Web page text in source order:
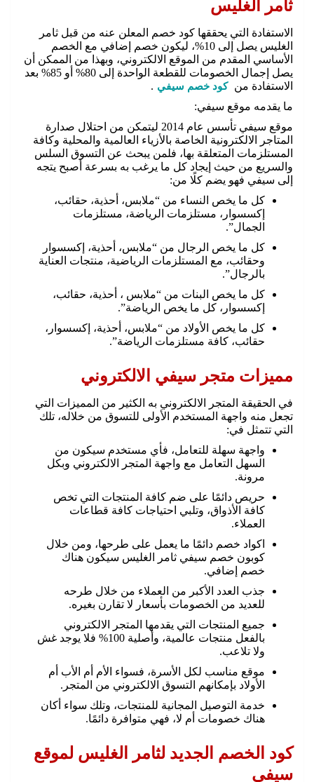
ثامر الغليس
الاستفادة التي يحققها كود خصم المعلن عنه من قبل ثامر
الغليس يصل إلى 10%، ليكون خصم إضافي مع الخصم
الأساسي المقدم من الموقع الالكتروني، وبهذا من الممكن أن
يصل إجمال الخصومات للقطعة الواحدة إلى 80% أو 85% بعد
الاستفادة من كود خصم سيفي .
ما يقدمه موقع سيفي:
موقع سيفي تأسس عام 2014 ليتمكن من احتلال صدارة
المتاجر الالكترونية الخاصة بالأزياء العالمية والمحلية وكافة
المستلزمات المتعلقة بها، فلمن يبحث عن التسوق السلس
والسريع من حيث إيجاد كل ما يرغب به بسرعة أصبح يتجه
إلى سيفي فهو يضم كلًا من:
كل ما يخص النساء من “ملابس، أحذية، حقائب،
إكسسوار، مستلزمات الرياضة، مستلزمات
الجمال”.
كل ما يخص الرجال من “ملابس، أحذية، إكسسوار
وحقائب، مع المستلزمات الرياضية، منتجات العناية
بالرجال”.
كل ما يخص البنات من “ملابس ، أحذية، حقائب،
إكسسوار، كل ما يخص الرياضة”.
كل ما يخص الأولاد من “ملابس، أحذية، إكسسوار،
حقائب، كافة مستلزمات الرياضة”.
مميزات متجر سيفي الالكتروني
في الحقيقة المتجر الالكتروني به الكثير من المميزات التي
تجعل منه واجهة المستخدم الأولى للتسوق من خلاله، تلك
التي تتمثل في:
واجهة سهلة للتعامل، فأي مستخدم سيكون من
السهل التعامل مع واجهة المتجر الالكتروني وبكل
مرونة.
حريص دائمًا على ضم كافة المنتجات التي تخص
كافة الأذواق، وتلبي احتياجات كافة قطاعات
العملاء.
اكواد خصم دائمًا ما يعمل على طرحها، ومن خلال
كوبون خصم سيفي ثامر الغليس سيكون هناك
خصم إضافي.
جذب العدد الأكبر من العملاء من خلال طرحه
للعديد من الخصومات بأسعار لا تقارن بغيره.
جميع المنتجات التي يقدمها المتجر الالكتروني
بالفعل منتجات عالمية، وأصلية 100% فلا يوجد غش
ولا تلاعب.
موقع مناسب لكل الأسرة، فسواء الأم أم الأب أم
الأولاد بإمكانهم التسوق الالكتروني من المتجر.
خدمة التوصيل المجانية للمنتجات، وتلك سواء أكان
هناك خصومات أم لا، فهي متوافرة دائمًا.
كود الخصم الجديد لثامر الغليس لموقع
سيفي